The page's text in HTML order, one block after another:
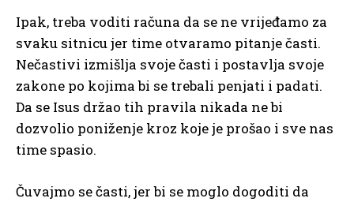
Ipak, treba voditi računa da se ne vrijeđamo za
svaku sitnicu jer time otvaramo pitanje časti.
Nečastivi izmišlja svoje časti i postavlja svoje
zakone po kojima bi se trebali penjati i padati.
Da se Isus držao tih pravila nikada ne bi
dozvolio poniženje kroz koje je prošao i sve nas
time spasio.
Čuvajmo se časti, jer bi se moglo dogoditi da